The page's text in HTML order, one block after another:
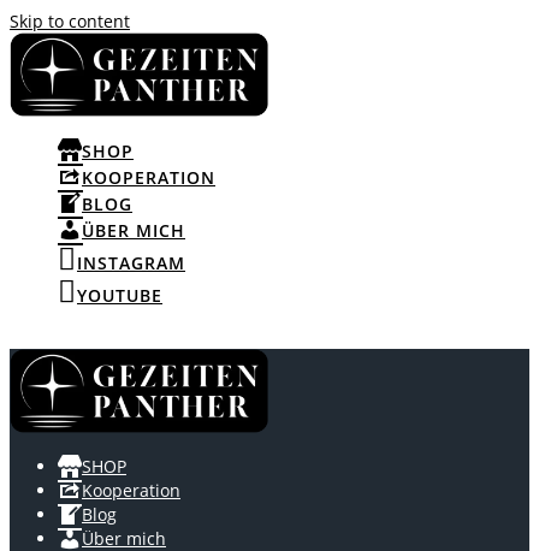
Skip to content
SHOP
KOOPERATION
BLOG
ÜBER MICH
INSTAGRAM
YOUTUBE
SHOP
Kooperation
Blog
Über mich